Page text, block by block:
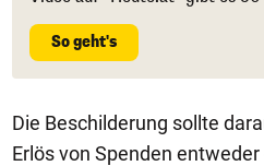
So geht's
Die Beschilderung sollte
Erlös von Spenden